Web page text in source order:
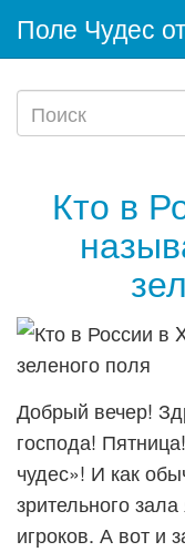
Поле Чудес
Кто в
Добрый вечер!
господа!
чудес»! И как
зрительного
игроков. А вот и